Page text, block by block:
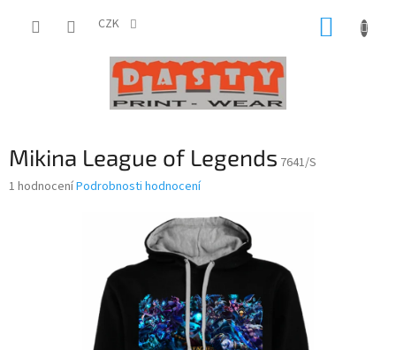
CZK
Mikina League of Legends 7641/S
Průměrné
1 hodnoceníPodrobnosti hodnocení